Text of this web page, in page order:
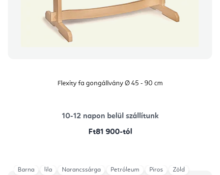
Flexity fa gongállvány Ø 45 - 90 cm
10-12 napon belül szállítunk
Ft81 900-tól
Barna lila Narancssárga Petróleum Piros Zöld